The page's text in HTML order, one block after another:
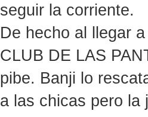
seguir la corriente.
De hecho al llegar
CLUB DE LAS
pibe. Banji lo
a las chicas pero la